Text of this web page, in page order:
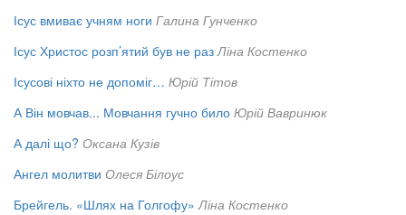
Ісус вмиває учням ноги Галина Гунченко
Ісус Христос розп’ятий був не раз Ліна Костенко
Ісусові ніхто не допоміг… Юрій Тітов
А Він мовчав... Мовчання гучно било Юрій Вавринюк
А далі що? Оксана Кузів
Ангел молитви Олеся Білоус
Брейгель. «Шлях на Голгофу» Ліна Костенко